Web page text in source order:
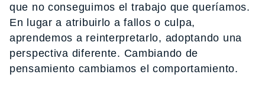
que no conseguimos el trabajo que queríamos.
En lugar a atribuirlo a fallos o culpa,
aprendemos a reinterpretarlo, adoptando una
perspectiva diferente. Cambiando de
pensamiento cambiamos el comportamiento.